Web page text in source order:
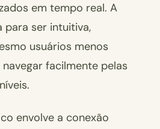
em tempo real. A
ser intuitiva,
usuários menos
facilmente pelas
envolve a conexão